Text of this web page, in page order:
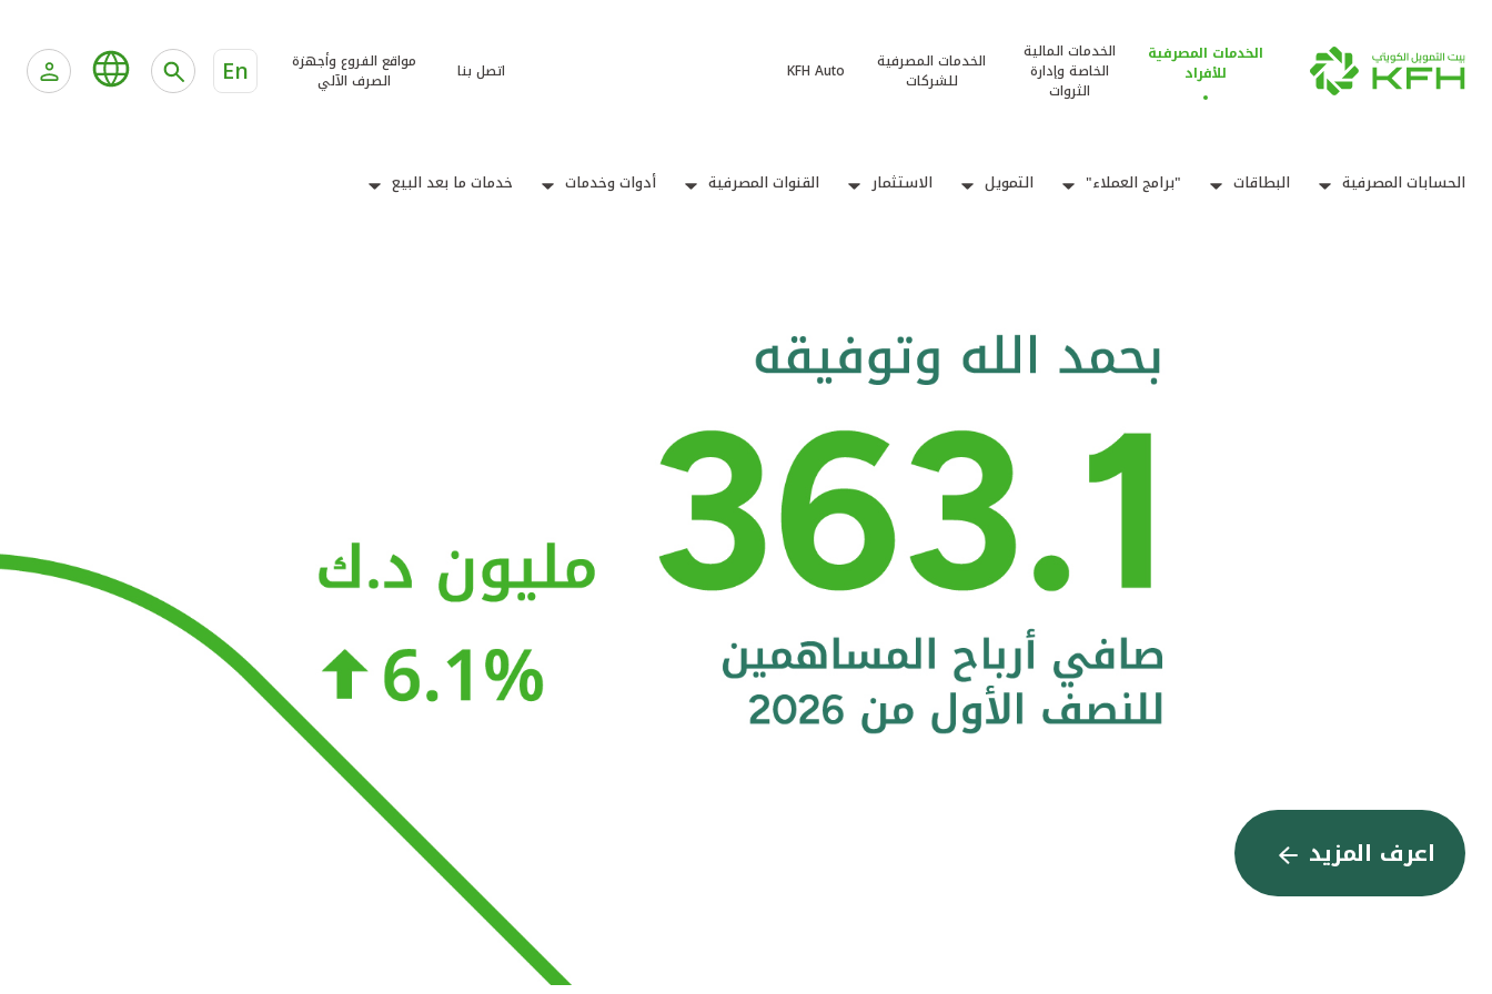
الخدمات المصرفية
للأفراد
الخدمات المالية
الخاصة وإدارة
الثروات
الخدمات المصرفية
للشركات
KFH Auto اتصل بنا
مواقع الفروع وأجهزة
الصرف الآلي
En
الحسابات المصرفية البطاقات "برامج العملاء" التمويل الاستثمار القنوات المصرفية أدوات وخدمات خدمات ما بعد البيع
اعرف المزيد